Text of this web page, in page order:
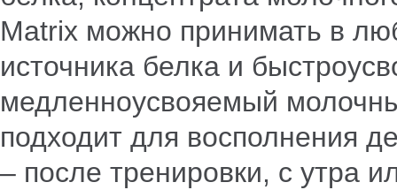
Matrix можно принимать в
источника белка и
медленноусвояемый
подходит для восполнения
– после тренировки, с утра